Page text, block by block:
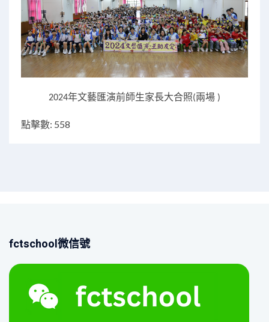
2024年文藝匯演前師生家長大合照(兩場 )
點擊數: 558
fctschool微信號